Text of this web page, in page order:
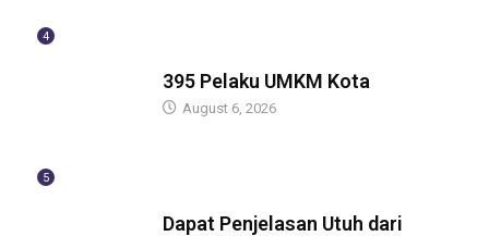
4
395 Pelaku UMKM Kota
August 6, 2026
5
Dapat Penjelasan Utuh dari